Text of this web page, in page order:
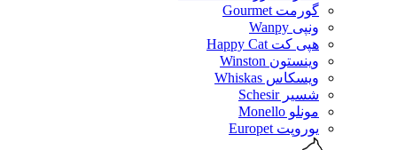
گورمت Gourmet
ونپی Wanpy
هپی کت Happy Cat
وینستون Winston
ویسکاس Whiskas
شسیر Schesir
مونلو Monello
یوروپت Europet